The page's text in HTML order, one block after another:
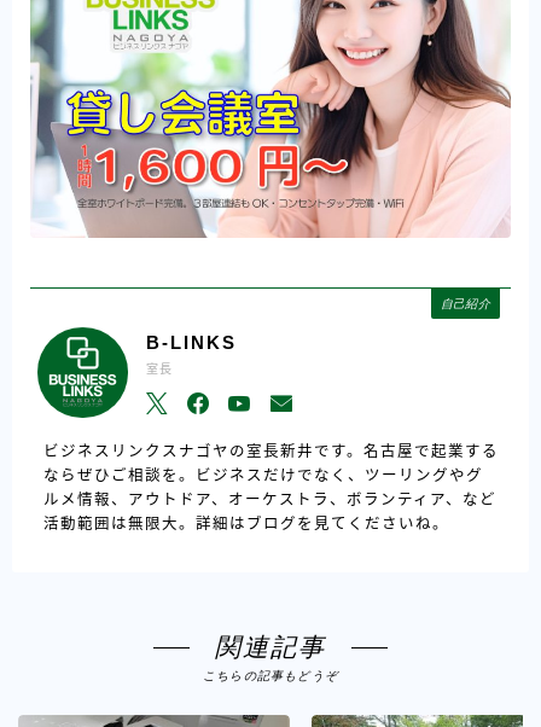
自己紹介
B-LINKS
室長
ビジネスリンクスナゴヤの室長新井です。名古屋で起業する
ならぜひご相談を。ビジネスだけでなく、ツーリングやグ
ルメ情報、アウトドア、オーケストラ、ボランティア、など
活動範囲は無限大。詳細はブログを見てくださいね。
関連記事
こちらの記事もどうぞ